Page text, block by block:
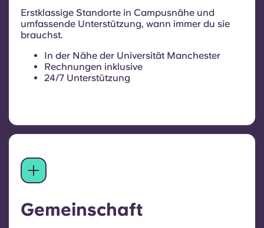
Erstklassige Standorte in Campusnähe und
umfassende Unterstützung, wann immer du sie
brauchst.
In der Nähe der Universität Manchester
Rechnungen inklusive
24/7 Unterstützung
Gemeinschaft